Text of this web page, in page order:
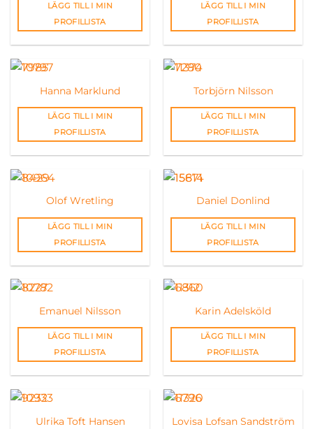
LÄGG TILL I MIN
PROFILLISTA
LÄGG TILL I MIN
PROFILLISTA
Hanna Marklund
LÄGG TILL I MIN
PROFILLISTA
Torbjörn Nilsson
LÄGG TILL I MIN
PROFILLISTA
Olof Wretling
LÄGG TILL I MIN
PROFILLISTA
Daniel Donlind
LÄGG TILL I MIN
PROFILLISTA
Emanuel Nilsson
LÄGG TILL I MIN
PROFILLISTA
Karin Adelsköld
LÄGG TILL I MIN
PROFILLISTA
Ulrika Toft Hansen Lovisa Lofsan Sandström